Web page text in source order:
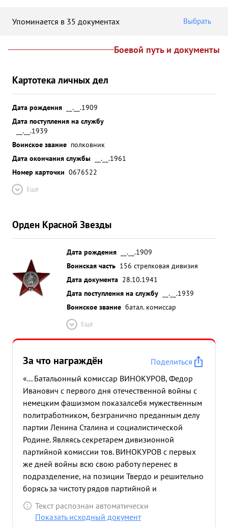
Упоминается в 35 документах Выбрать
Боевой путь и документы
Картотека личных дел
Дата рождения
__.__.1909
Дата поступления на службу
__.__.1939
Воинское звание полковник
Дата окончания службы
__.__.1961
Номер карточки 0676522
Ещё
Орден Красной Звезды
Дата рождения
__.__.1909
Воинская часть 156 стрелковая дивизия
Дата документа 28.10.1941
Дата поступления на службу
__.__.1939
Воинское звание батал. комиссар
Ещё
За что награждён
Поделиться
«... Батальонный комиссар ВИНОКУРОВ, Федор
Иванович с первого дня отечественной войны с
немецким фашизмом показалсебя мужественным
политработником, безгранично преданным делу
партии Ленина Сталина и социалистической
Родине. Являясь секретарем дивизионной
партийной комиссии тов. ВИНОКУРОВ с первых
же дней войны всю свою работу перенес в
подразделение, на позиции Твердо и решительно
борясь за чистоту рядов партийной и
комсомольской организации, очищал их от
чуждых, мало устойчивых, трусливых элементов,
Текст распознан автоматически
Показать исходный документ